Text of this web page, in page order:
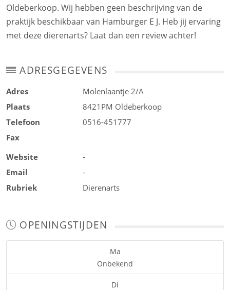
Oldeberkoop. Wij hebben geen beschrijving van de
praktijk beschikbaar van Hamburger E J. Heb jij ervaring
met deze dierenarts? Laat dan een review achter!
ADRESGEGEVENS
Adres
Molenlaantje 2/A
Plaats
8421PM Oldeberkoop
Telefoon
0516-451777
Fax
Website
-
Email
-
Rubriek
Dierenarts
OPENINGSTIJDEN
Ma
Onbekend
Di